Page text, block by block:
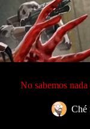
No sabemos
Ché